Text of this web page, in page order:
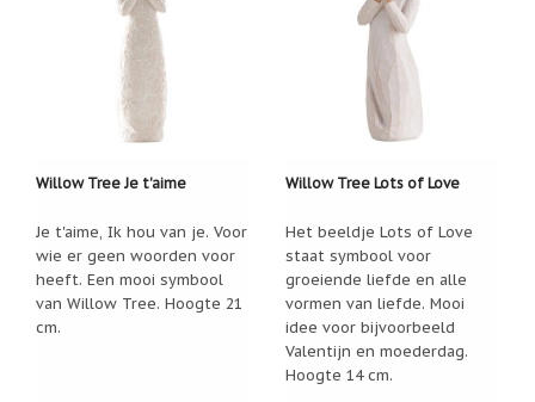
Willow Tree Je t'aime
Je t'aime, Ik hou van je. Voor
wie er geen woorden voor
heeft. Een mooi symbool
van Willow Tree. Hoogte 21
cm.
Willow Tree Lots of Love
Het beeldje Lots of Love
staat symbool voor
groeiende liefde en alle
vormen van liefde. Mooi
idee voor bijvoorbeeld
Valentijn en moederdag.
Hoogte 14 cm.